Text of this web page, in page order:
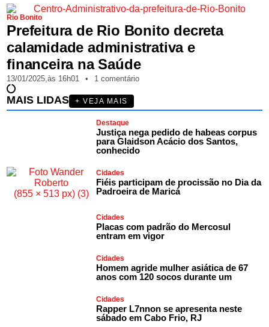
Rio Bonito
Prefeitura de Rio Bonito decreta
calamidade administrativa e
financeira na Saúde
13/01/2025,às 16h01 • 1 comentário
MAIS LIDAS + VEJA MAIS
Destaque
Justiça nega pedido de habeas corpus
para Glaidson Acácio dos Santos,
conhecido
Cidades
Fiéis participam de procissão no Dia da
Padroeira de Maricá
Cidades
Placas com padrão do Mercosul
entram em vigor
Cidades
Homem agride mulher asiática de 67
anos com 120 socos durante um
Cidades
Rapper L7nnon se apresenta neste
sábado em Cabo Frio, RJ